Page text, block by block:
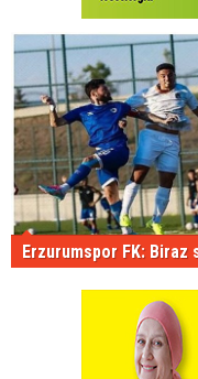
Erzurumspor FK: Biraz